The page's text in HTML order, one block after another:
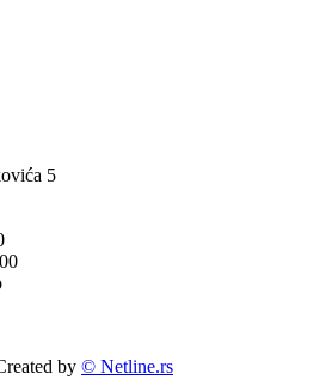
5
by © Netline.rs